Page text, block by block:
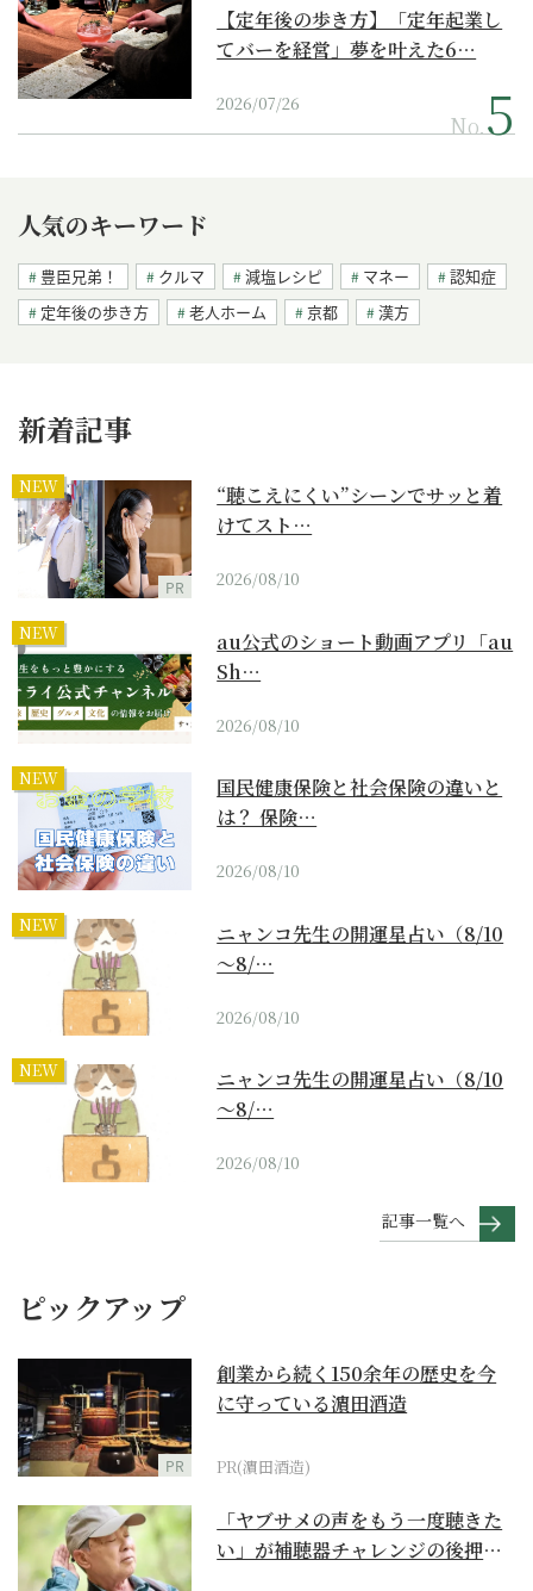
【定年後の歩き方】「定年起業し
てバーを経営」夢を叶えた6…
2026/07/26
No.
人気のキーワード
豊臣兄弟！ クルマ 減塩レシピ マネー
認知症
定年後の歩き方
老人ホーム 京都 漢方
新着記事
NEW
PR
“聴こえにくい”シーンでサッと着
けてスト…
2026/08/10
NEW
au公式のショート動画アプリ「au
Sh…
2026/08/10
NEW
国民健康保険と社会保険の違いと
は？ 保険…
2026/08/10
NEW
ニャンコ先生の開運星占い（8/10
～8/…
2026/08/10
NEW
ニャンコ先生の開運星占い（8/10
～8/…
2026/08/10
記事一覧へ
ピックアップ
PR
創業から続く150余年の歴史を今
に守っている濵田酒造
PR(濵田酒造)
「ヤブサメの声をもう一度聴きた
い」が補聴器チャレンジの後押し